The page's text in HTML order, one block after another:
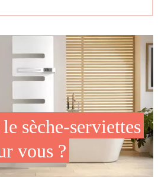
sèche-serviettes
vous ?